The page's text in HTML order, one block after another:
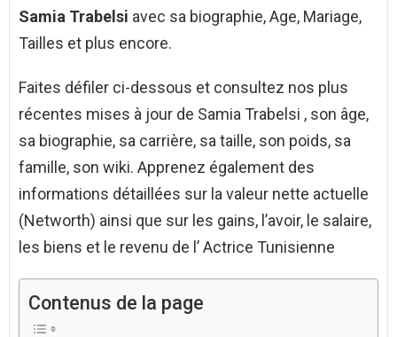
Samia Trabelsi avec sa biographie, Age, Mariage,
Tailles et plus encore.
Faites défiler ci-dessous et consultez nos plus
récentes mises à jour de Samia Trabelsi , son âge,
sa biographie, sa carrière, sa taille, son poids, sa
famille, son wiki. Apprenez également des
informations détaillées sur la valeur nette actuelle
(Networth) ainsi que sur les gains, l’avoir, le salaire,
les biens et le revenu de l’ Actrice Tunisienne
Contenus de la page